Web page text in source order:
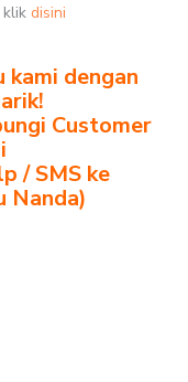
klik disini
dengan
Customer
/ SMS ke
Nanda)